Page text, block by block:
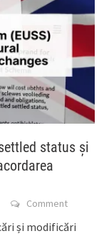
status și
Comment
și modificări